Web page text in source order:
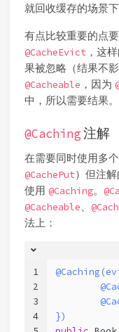
就回收缓存的场景下
有点比较重要的点
@CacheEvict ，这
果被忽略（结果不
@Cacheable ，因为
中，所以需要结果。
@Caching注解
在需要同时使用多
@CachePut）但注
使用 @Caching。
@Cacheable
法上：
1
2
3
4
})